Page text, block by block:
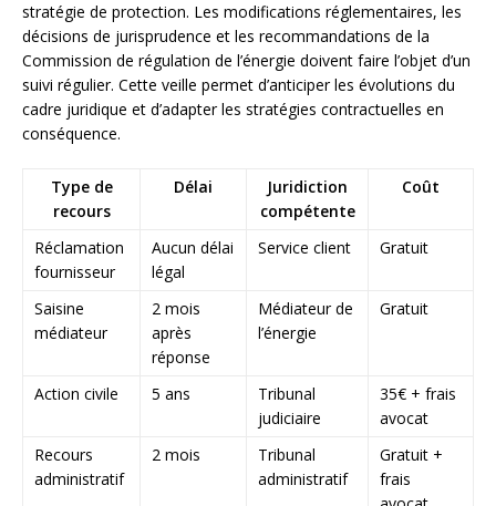
stratégie de protection. Les modifications réglementaires, les
décisions de jurisprudence et les recommandations de la
Commission de régulation de l’énergie doivent faire l’objet d’un
suivi régulier. Cette veille permet d’anticiper les évolutions du
cadre juridique et d’adapter les stratégies contractuelles en
conséquence.
Type de
recours
Délai
Juridiction
compétente
Coût
Réclamation
fournisseur
Aucun délai
légal
Service client Gratuit
Saisine
médiateur
2 mois
après
réponse
Médiateur de
l’énergie
Gratuit
Action civile 5 ans
Tribunal
judiciaire
35€ + frais
avocat
Recours
administratif
2 mois
Tribunal
administratif
Gratuit +
frais